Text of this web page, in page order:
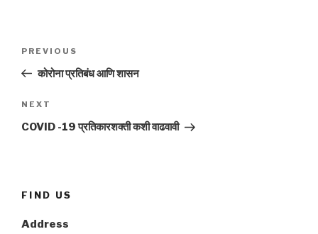
Previous
Post
PREVIOUS
कोरोना प्रतिबंध आणि शासन
Next
Post
NEXT
COVID -19 प्रतिकारशक्ती कशी वाढवावी
FIND US
Address